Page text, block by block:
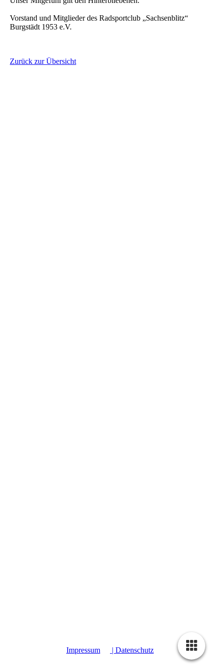
Vorstand und Mitglieder des Radsportclub „Sachsenblitz“
Burgstädt 1953 e.V.
Zurück zur Übersicht
Impressum | Datenschutz